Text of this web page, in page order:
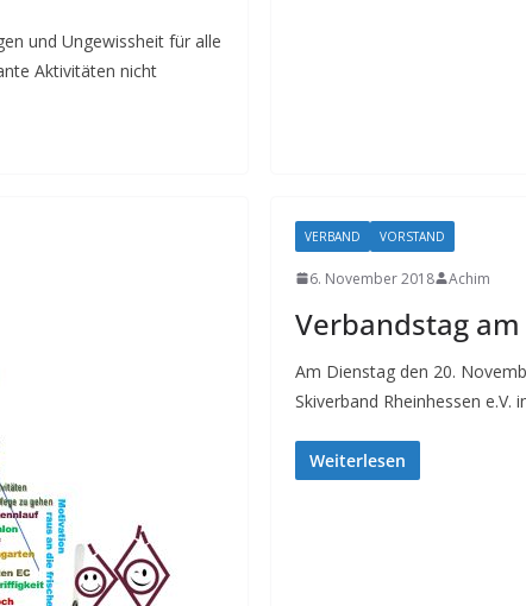
und Ungewissheit für alle
Aktivitäten nicht
VERBAND VORSTAND
6. November 2018 Achim
Verbandstag
Am Dienstag den 20.
Skiverband Rheinhessen e.V.
Weiterlesen